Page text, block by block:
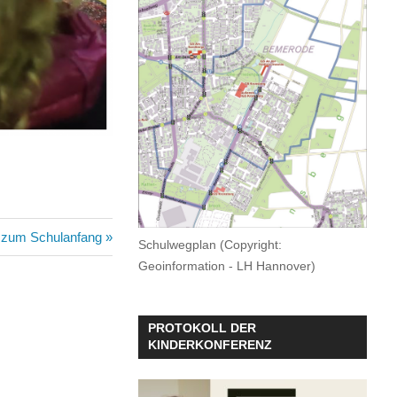
Schulanfang
Schulwegplan (Copyright:
Geoinformation - LH Hannover)
PROTOKOLL DER
KINDERKONFERENZ